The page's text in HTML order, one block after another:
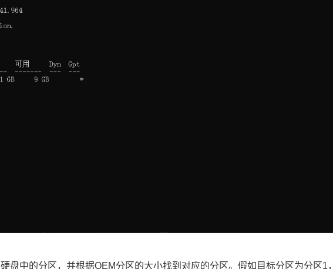
硬盘中的分区，并根据OEM分区的大小找到对应的分区。假如目标分区为分区1，